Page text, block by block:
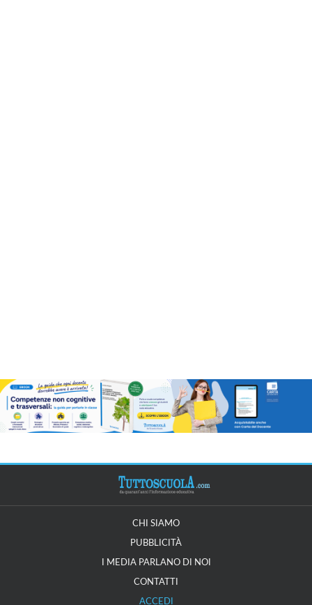
CHI SIAMO
PUBBLICITÀ
I MEDIA PARLANO DI NOI
CONTATTI
ACCEDI